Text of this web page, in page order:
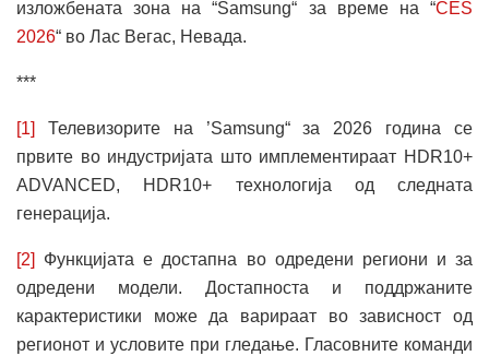
изложбената зона на “Samsung“ за време на “CES
2026“ во Лас Вегас, Невада.
***
[1]
Телевизорите на ’Samsung“ за 2026 година се
првите во индустријата што имплементираат HDR10+
ADVANCED, HDR10+ технологија од следната
генерација.
[2]
Функцијата е достапна во одредени региони и за
одредени модели. Достапноста и поддржаните
карактеристики може да варираат во зависност од
регионот и условите при гледање. Гласовните команди